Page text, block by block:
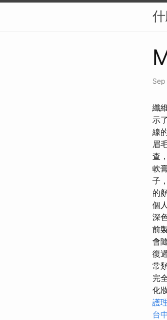
纖
示
線
眉
查
軟
子
的
個
深
前
會
復
常
完
化
護
台